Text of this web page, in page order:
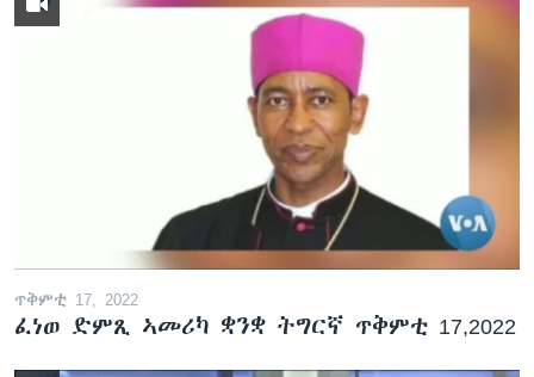
ጥቅምቲ 17, 2022
ፈነወ ድምጺ ኣመሪካ ቋንቋ ትግርኛ ጥቅምቲ 17,2022